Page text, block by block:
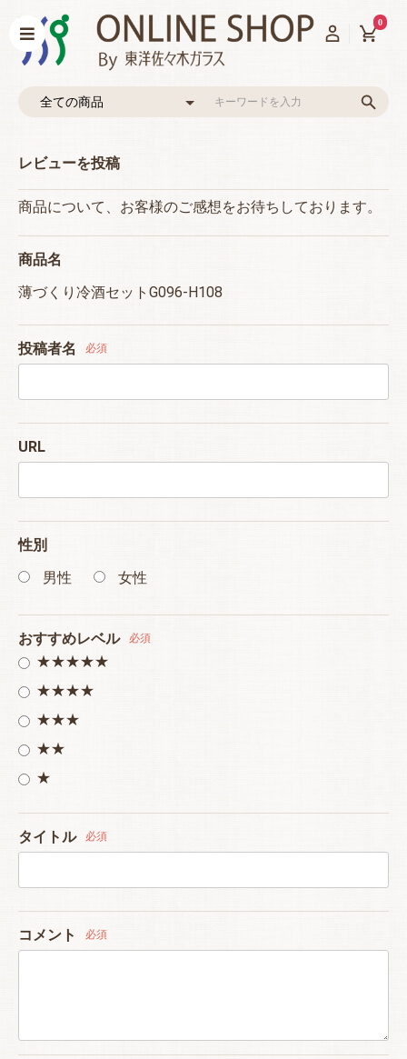
0
レビューを投稿
商品について、お客様のご感想をお待ちしております。
商品名
薄づくり冷酒セットG096-H108
投稿者名 必須
URL
性別
男性
女性
おすすめレベル 必須
★★★★★
★★★★
★★★
★★
★
タイトル 必須
コメント 必須